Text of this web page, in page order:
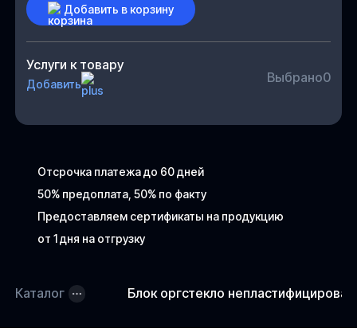
Отсрочка платежа до 60 дней
50% предоплата, 50% по факту
Предоставляем сертификаты на продукцию
от 1 дня на отгрузку
Добавить в корзину
Услуги к товару
Добавить Выбрано0
Каталог Блок оргстекло